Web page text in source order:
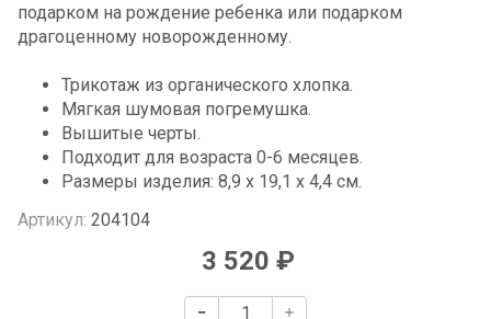
подарком на рождение ребенка или подарком
драгоценному новорожденному.
Трикотаж из органического хлопка.
Мягкая шумовая погремушка.
Вышитые черты.
Подходит для возраста 0-6 месяцев.
Размеры изделия: 8,9 х 19,1 х 4,4 см.
Артикул: 204104
3 520 ₽